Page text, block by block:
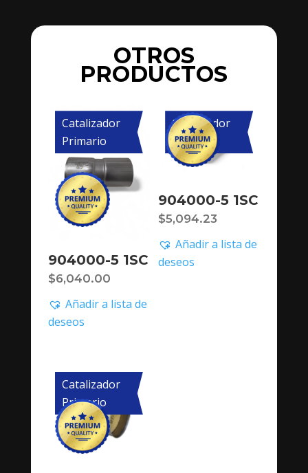
OTROS
PRODUCTOS
Catalizador
Primario
904000-5 1SC
$6,040.00
Añadir a lista de
deseos
Catalizador
Primario
904000-5 1SC
$5,094.23
Añadir a lista de
deseos
Catalizador
Primario